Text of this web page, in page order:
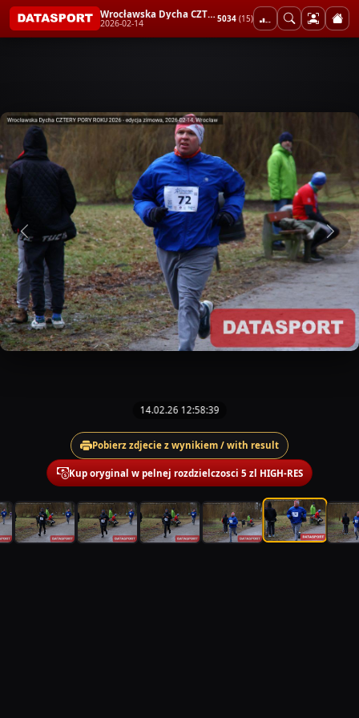
Wrocławska Dycha CZTERY PORY ROKU 2026 - edycja zimowa
2026-02-14 5034 (15)
14.02.26 12:58:39
Pobierz zdjecie z wynikiem / with result
Kup oryginal w pelnej rozdzielczosci 5 zl HIGH-RES